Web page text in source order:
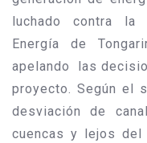
luchado contra la
Energía de
apelando las
proyecto. Según el
desviación de
cuencas y lejos del